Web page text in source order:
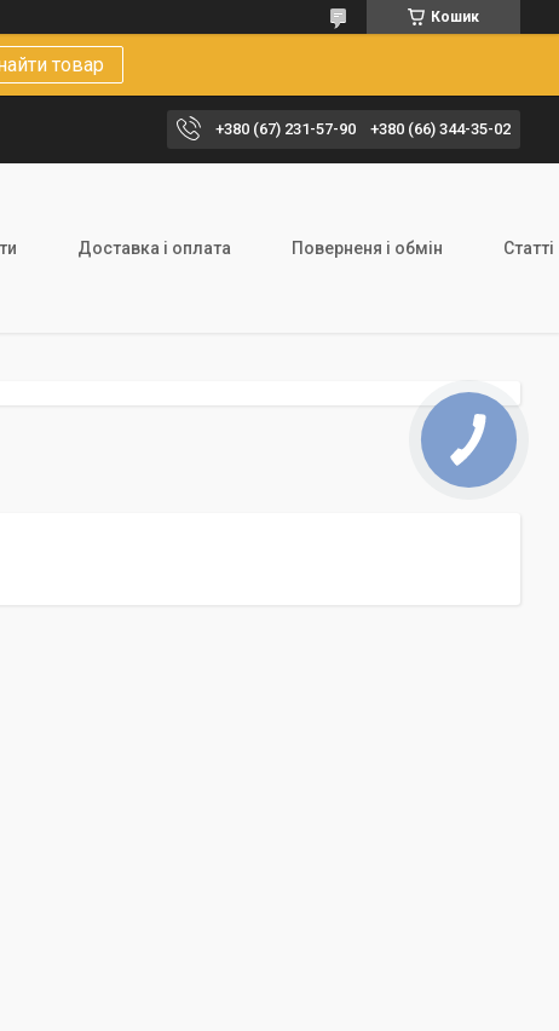
Кошик
товар
+380 (67) 231-57-90 +380 (66) 344-35-02
Доставка і оплата Поверненя і обмін Статті